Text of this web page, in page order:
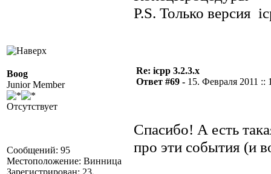
P.S. Только версия
Boog
Junior Member
Отсутствует
Сообщений: 95
Местоположение: Винница
Зарегистрирован: 23.
Re: icpp 3.2.3.x
Ответ #69 - 15. Февраля 2011 ::
Спасибо! А есть
про эти события (и